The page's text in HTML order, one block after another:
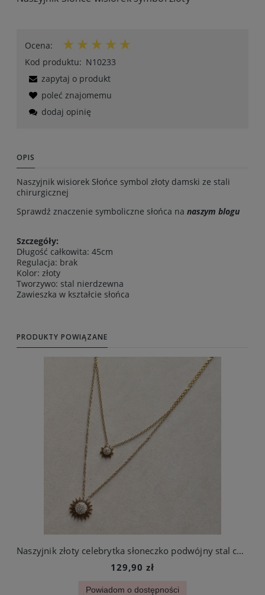
Ocena:
Kod produktu: N10233
zapytaj o produkt
poleć znajomemu
dodaj opinię
OPIS
Naszyjnik wisiorek Słońce symbol złoty damski ze stali
chirurgicznej
Sprawdź znaczenie symboliczne słońca na naszym blogu
Szczegóły:
Długość całkowita: 45cm
Regulacja: brak
Kolor: złoty
Tworzywo: stal nierdzewna
Zawieszka w kształcie słońca
PRODUKTY POWIĄZANE
Naszyjnik złoty celebrytka słoneczko podwójny stal chirurgiczna
129,90 zł
Powiadom o dostępności